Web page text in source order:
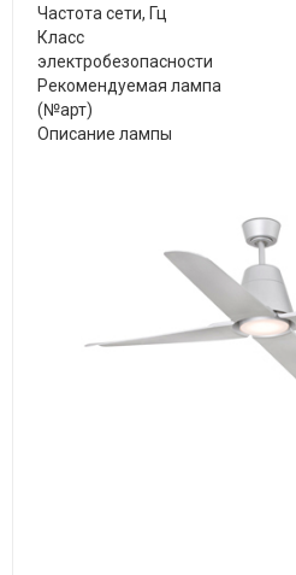
Частота сети, Гц
Класс
электробезопасности
Рекомендуемая лампа
(№арт)
Описание лампы